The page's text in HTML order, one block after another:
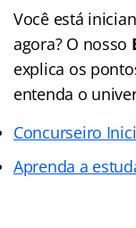
Você está
agora? O nosso
explica os
entenda o
Concurseiro
Aprenda a